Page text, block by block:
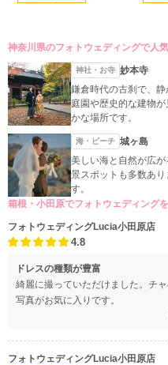
神奈川県のフォトウェディングで人
神社・お寺 妙本寺
鎌倉時代の古刹で、
庭園や歴史的な建物
かな場所です。
海・ビーチ 城ヶ島
美しい海と自然が広
景スポットも多数あ
す。
箱根・小田原でフォトウェディング
フォトウェディングLucia小田原店
4.8
ドレスの種類が豊富
綺麗に撮っていただけました。チ
写真がお気に入りです。
フォトウェディングLucia小田原店